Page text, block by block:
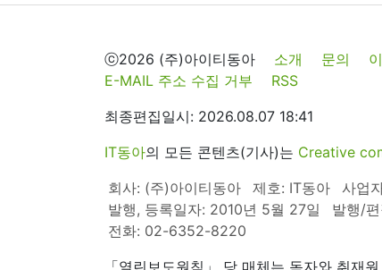
ⓒ2026 (주)아이티동아 소개 문의
E-MAIL 주소 수집 거부
RSS
최종편집일시: 2026.08.07 18:41
IT동아의 모든 콘텐츠(기사)는 Creative
회사: (주)아이티동아
제호: IT동아 사업
발행, 등록일자: 2010년 5월 27일
발행/
전화: 02-6352-8220
「열린보도원칙」 당 매체는 독자와 취재